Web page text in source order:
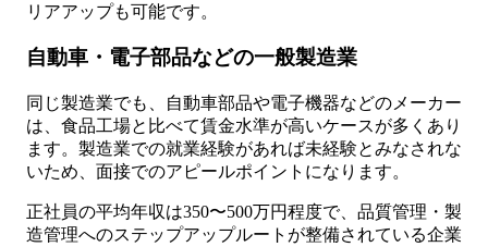
リアアップも可能です。
自動車・電子部品などの一般製造業
同じ製造業でも、自動車部品や電子機器などのメーカー
は、食品工場と比べて賃金水準が高いケースが多くあり
ます。製造業での就業経験があれば未経験とみなされな
いため、面接でのアピールポイントになります。
正社員の平均年収は350〜500万円程度で、品質管理・製
造管理へのステップアップルートが整備されている企業